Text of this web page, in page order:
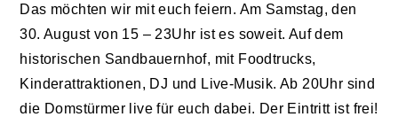
Das möchten wir mit euch feiern. Am Samstag, den
30. August von 15 – 23Uhr ist es soweit. Auf dem
historischen Sandbauernhof, mit Foodtrucks,
Kinderattraktionen, DJ und Live-Musik. Ab 20Uhr sind
die Domstürmer live für euch dabei. Der Eintritt ist frei!